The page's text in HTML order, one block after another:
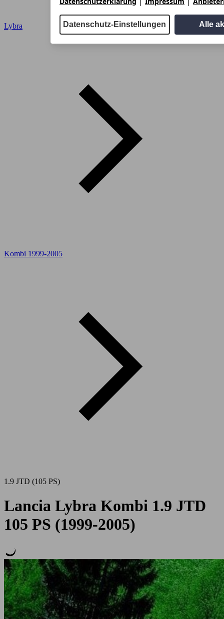
Datenschutz-Einstellungen Alle
Lybra
Kombi 1999-2005
1.9 JTD (105 PS)
Lancia Lybra Kombi 1.9 JTD
105 PS (1999-2005)